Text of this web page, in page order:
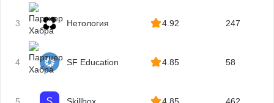
3 Нетология 4.92 247
4 SF Education 4.85 58